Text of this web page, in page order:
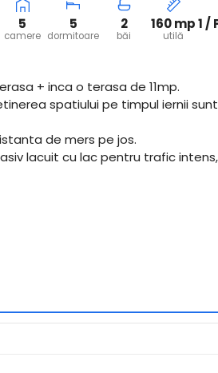
5
camere
5
dormitoare
2
băi
160 mp
utilă
1 /
+ inca o terasa de 11mp.
spatiului pe timpul iernii
de mers pe jos.
lacuit cu lac pentru trafic